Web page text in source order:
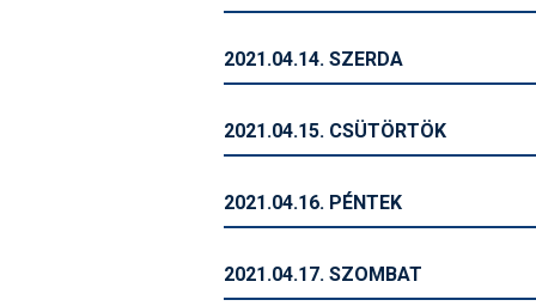
2021.04.14. SZERDA
2021.04.15. CSÜTÖRTÖK
2021.04.16. PÉNTEK
2021.04.17. SZOMBAT